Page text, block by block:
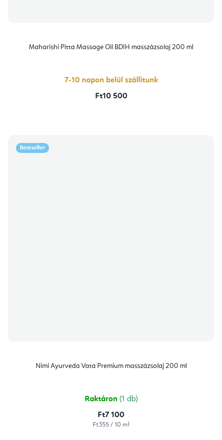
Maharishi Pitta Massage Oil BDIH masszázsolaj 200 ml
7-10 napon belül szállítunk
Ft10 500
Bestseller
Nimi Ayurveda Vata Premium masszázsolaj 200 ml
Raktáron (1 db)
Ft7 100
Egységár:
Ft355 / 10 ml